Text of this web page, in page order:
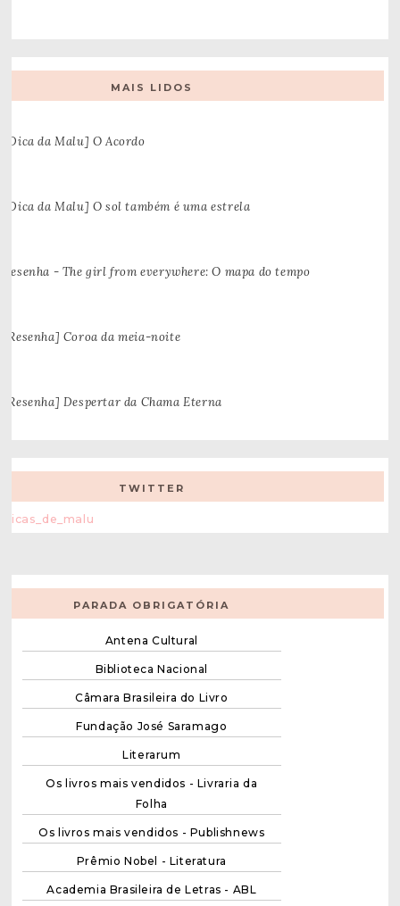
MAIS LIDOS
[Dica da Malu] O Acordo
[Dica da Malu] O sol também é uma estrela
Resenha - The girl from everywhere: O mapa do tempo
[Resenha] Coroa da meia-noite
[Resenha] Despertar da Chama Eterna
TWITTER
PARADA OBRIGATÓRIA
Antena Cultural
Biblioteca Nacional
Câmara Brasileira do Livro
Fundação José Saramago
Literarum
Os livros mais vendidos - Livraria da
Folha
Os livros mais vendidos - Publishnews
Prêmio Nobel - Literatura
Academia Brasileira de Letras - ABL